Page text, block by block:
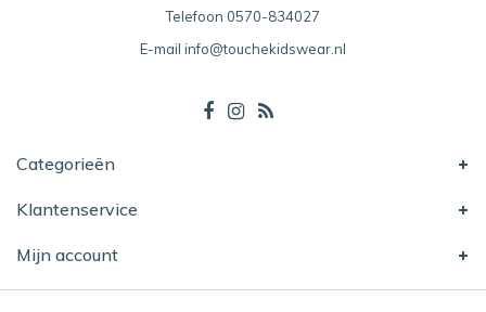
Telefoon 0570-834027
E-mail info@touchekidswear.nl
Categorieën
Klantenservice
Mijn account